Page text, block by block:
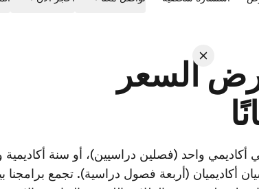
السعر
واحد (فصلين دراسيين)، أو سنة أكاديمية
أكاديميان (أربعة فصول دراسية). تجمع برامجنا